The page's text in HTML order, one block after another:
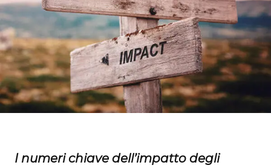
I numeri chiave dell’impatto degli